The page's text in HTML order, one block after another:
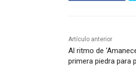
Artículo anterior
Al ritmo de
primera piedra para